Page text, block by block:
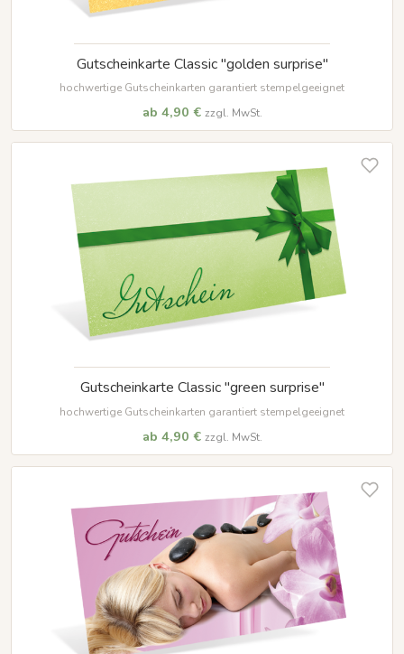
Gutscheinkarte Classic "golden surprise"
hochwertige Gutscheinkarten garantiert stempelgeeignet
ab 4,90 € zzgl. MwSt.
Gutscheinkarte Classic "green surprise"
hochwertige Gutscheinkarten garantiert stempelgeeignet
ab 4,90 € zzgl. MwSt.